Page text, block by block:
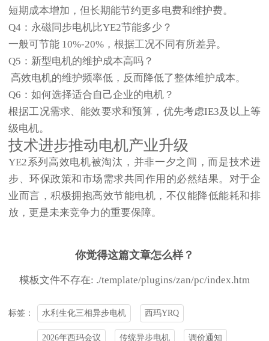
短期成本增加，但长期能节约更多电费和维护费。
Q4：永磁同步电机比YE2节能多少？
一般可节能 10%-20% ，根据工况不同有所差异。
Q5：新型电机的维护成本高吗？
高效电机的维护频率低，反而降低了整体维护成本。
Q6：如何选择适合自己企业的电机？
根据工况需求、能效要求和预算，优先考虑IE3及以上等
级电机。
技术进步推动电机产业升级
YE2系列高效电机被淘汰，并非一夕之间，而是技术进
步、环保政策和市场需求共同作用的必然结果。对于企
业而言，积极拥抱高效节能电机，不仅能降低能耗和排
放，更是未来竞争力的重要保障。
你觉得这篇文章怎么样？
模板文件不存在: ./template/plugins/zan/pc/index.htm
标签： 水利生化三相异步电机 西玛YRQ
2026年西玛会议 传统异步电机 调价通知